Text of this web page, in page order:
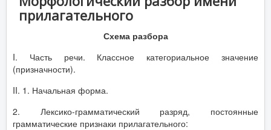
прилагательного
Схема разбора
I. Часть речи. Классное категориальное значение
(призначности).
II. 1. Начальная форма.
2. Лексико-грамматический разряд, постоянные
грамматические признаки прилагательного: